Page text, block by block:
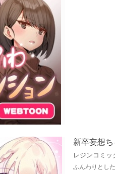
新卒妄想
レジンコミッ
ふんわりとし